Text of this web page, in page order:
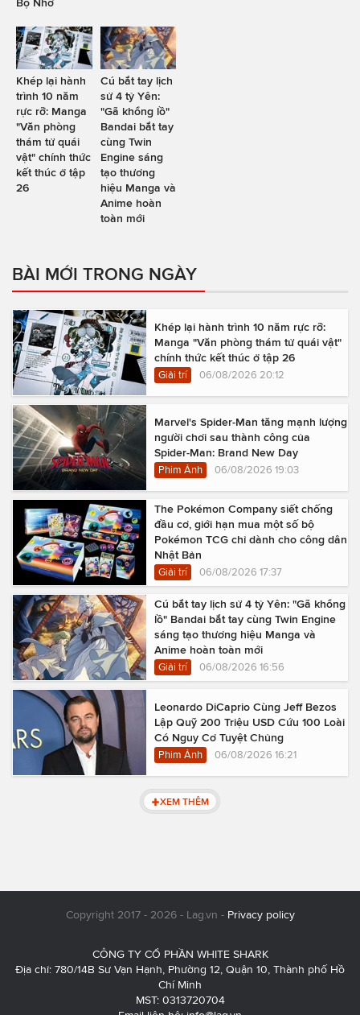
Bộ Nhớ
Khép lại hành
trình 10 năm
rực rỡ: Manga
"Văn phòng
thám tử quái
vật" chính thức
kết thúc ở tập
26
Cú bắt tay lịch
sử 4 tỷ Yên:
"Gã khổng lồ"
Bandai bắt tay
cùng Twin
Engine sáng
tạo thương
hiệu Manga và
Anime hoàn
toàn mới
BÀI MỚI TRONG NGÀY
Khép lại hành trình 10 năm rực rỡ:
Manga "Văn phòng thám tử quái vật"
chính thức kết thúc ở tập 26
Giải trí 06/08/2026 20:12
Marvel's Spider-Man tăng mạnh lượng
người chơi sau thành công của
Spider-Man: Brand New Day
Phim Ảnh 06/08/2026 19:03
The Pokémon Company siết chống
đầu cơ, giới hạn mua một số bộ
Pokémon TCG chỉ dành cho công dân
Nhật Bản
Giải trí 06/08/2026 17:37
Cú bắt tay lịch sử 4 tỷ Yên: "Gã khổng
lồ" Bandai bắt tay cùng Twin Engine
sáng tạo thương hiệu Manga và
Anime hoàn toàn mới
Giải trí 06/08/2026 16:56
Leonardo DiCaprio Cùng Jeff Bezos
Lập Quỹ 200 Triệu USD Cứu 100 Loài
Có Nguy Cơ Tuyệt Chủng
Phim Ảnh 06/08/2026 16:21
XEM THÊM
Copyright 2017 - 2026 - Lag.vn - Privacy policy
CÔNG TY CỔ PHẦN WHITE SHARK
Địa chỉ: 780/14B Sư Vạn Hạnh, Phường 12, Quận 10, Thành phố Hồ
Chí Minh
MST: 0313720704